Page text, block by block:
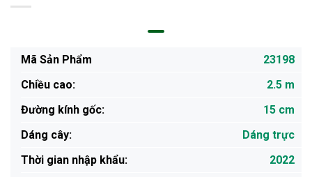
Mã Sản Phẩm
23198
Chiều cao:
2.5 m
Đường kính gốc:
15 cm
Dáng cây:
Dáng trực
Thời gian nhập khẩu:
2022